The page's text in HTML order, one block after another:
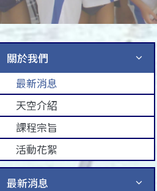
關於我們
最新消息
天空介紹
課程宗旨
活動花絮
最新消息